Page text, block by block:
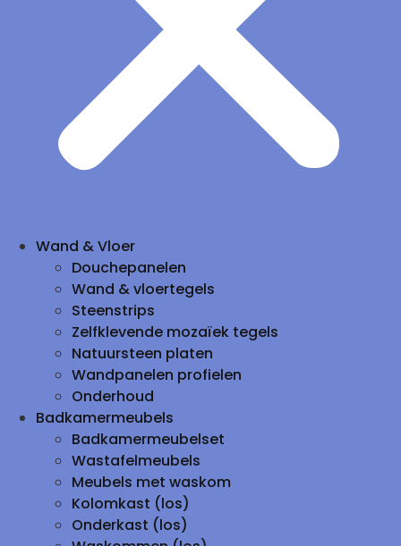
Wand & Vloer
Douchepanelen
Wand & vloertegels
Steenstrips
Zelfklevende mozaïek tegels
Natuursteen platen
Wandpanelen profielen
Onderhoud
Badkamermeubels
Badkamermeubelset
Wastafelmeubels
Meubels met waskom
Kolomkast (los)
Onderkast (los)